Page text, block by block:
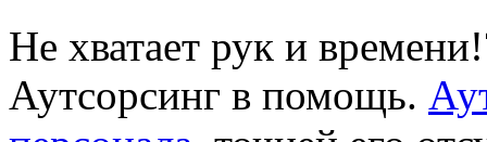
Не хватает рук и
Аутсорсинг в помощь.